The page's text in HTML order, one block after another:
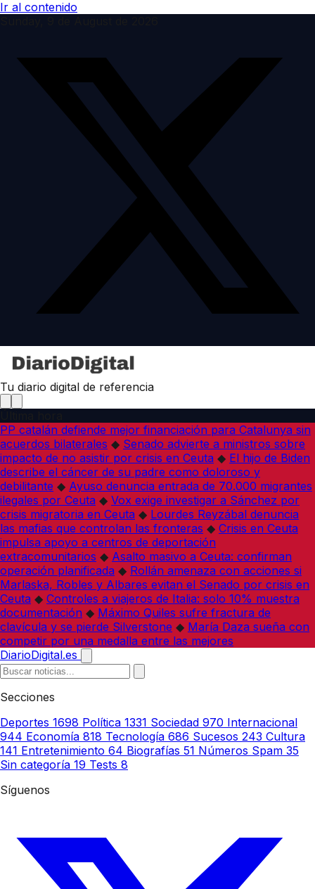
Ir al contenido
Tu diario digital de referencia
PP catalán defiende mejor financiación para Catalunya sin
acuerdos bilaterales ◆ Senado advierte a ministros sobre
impacto de no asistir por crisis en Ceuta ◆ El hijo de Biden
describe el cáncer de su padre como doloroso y
debilitante ◆ Ayuso denuncia entrada de 70.000 migrantes
ilegales por Ceuta ◆ Vox exige investigar a Sánchez por
crisis migratoria en Ceuta ◆ Lourdes Reyzábal denuncia
las mafias que controlan las fronteras ◆ Crisis en Ceuta
impulsa apoyo a centros de deportación
extracomunitarios ◆ Asalto masivo a Ceuta: confirman
operación planificada ◆ Rollán amenaza con acciones si
Marlaska, Robles y Albares evitan el Senado por crisis en
Ceuta ◆ Controles a viajeros de Italia: solo 10% muestra
documentación ◆ Máximo Quiles sufre fractura de
clavícula y se pierde Silverstone ◆ María Daza sueña con
competir por una medalla entre las mejores
DiarioDigital.es
Secciones
Deportes 1698 Política 1331 Sociedad 970 Internacional
944 Economía 818 Tecnología 686 Sucesos 243 Cultura
141 Entretenimiento 64 Biografías 51 Números Spam 35
Sin categoría 19 Tests 8
Síguenos